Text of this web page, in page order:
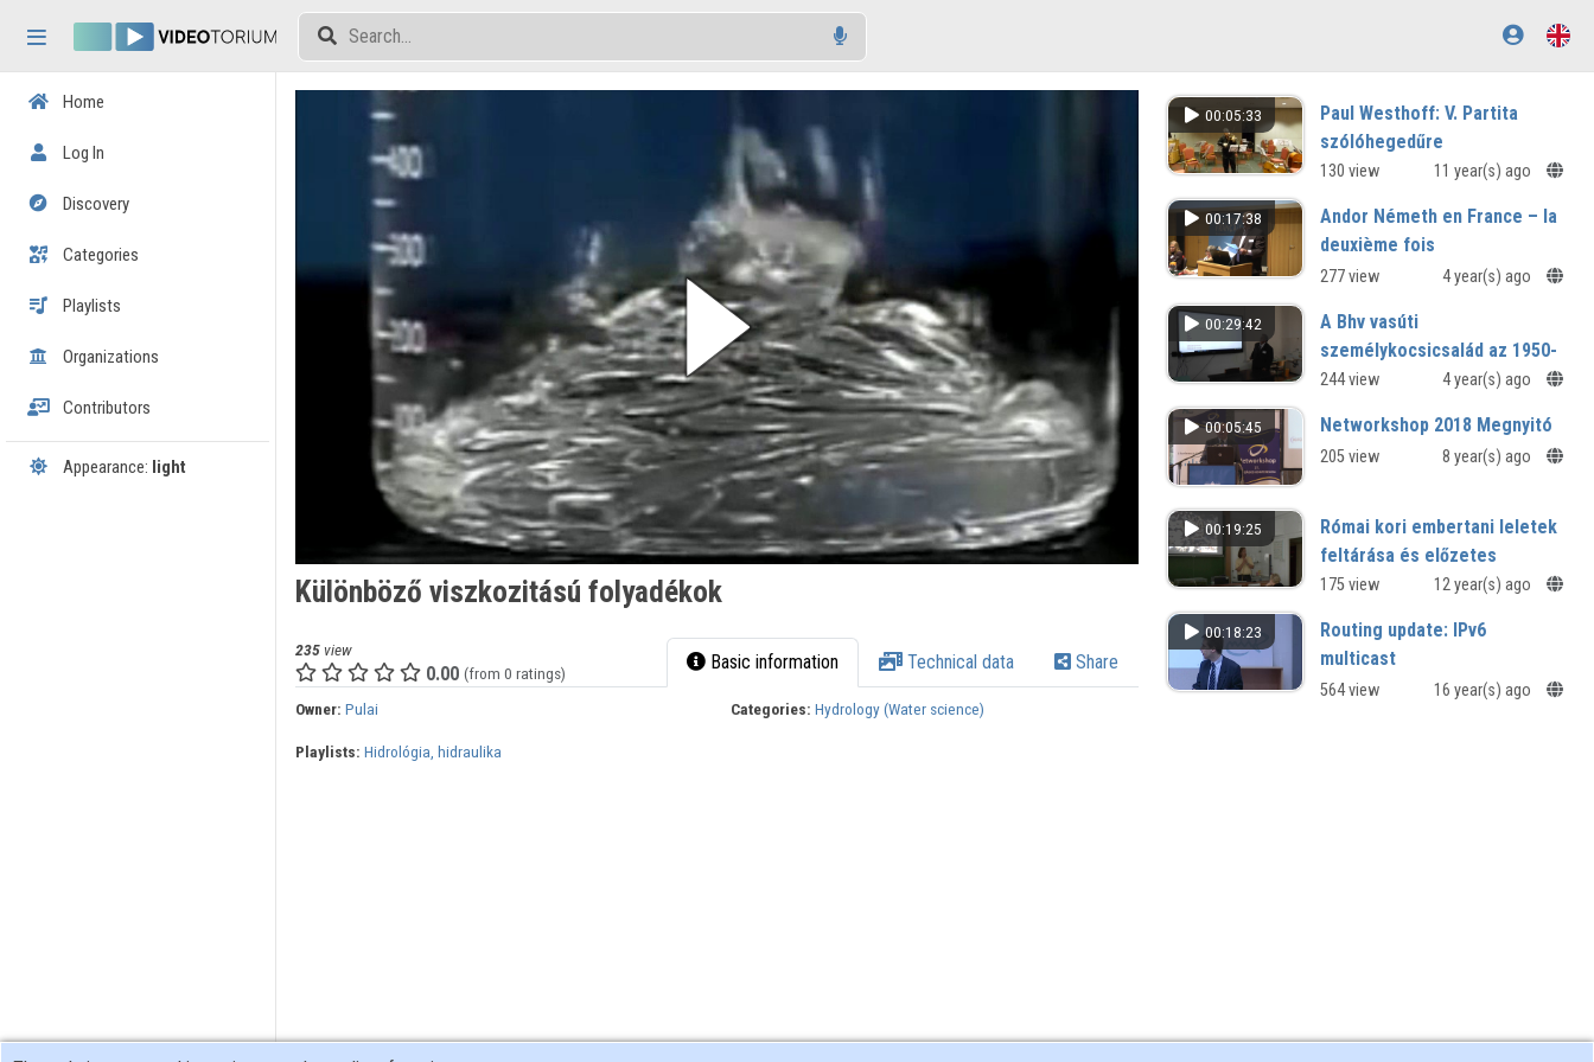
Home
Log In
Discovery
Categories
Playlists
Organizations
Contributors
Appearance: light
Különböző viszkozitású folyadékok
235view
0.00 (from 0 ratings) Basic information Technical data Share
Owner: Pulai Categories: Hydrology (Water science)
Playlists: Hidrológia, hidraulika
00:05:33
Paul Westhoff: V. Partita
szólóhegedűre
Allemande, Sarabande, Gigue
130 view 11 year(s) ago
00:17:38
Andor Németh en France – la
deuxième fois
277 view 4 year(s) ago
00:29:42
A Bhv vasúti
személykocsicsalád az 1950-
es évektől napjainkig
Konferencia
244 view 4 year(s) ago
00:05:45 Networkshop 2018 Megnyitó
205 view 8 year(s) ago
00:19:25
Római kori embertani leletek
feltárása és előzetes
vizsgálatai a kelet -
XII. Természet-, műszaki és
gazdaságtudományok alkalmazása
nemzetközi konferenciája -
175 view 12 year(s) ago
00:18:23
Routing update: IPv6
multicast
564 view 16 year(s) ago